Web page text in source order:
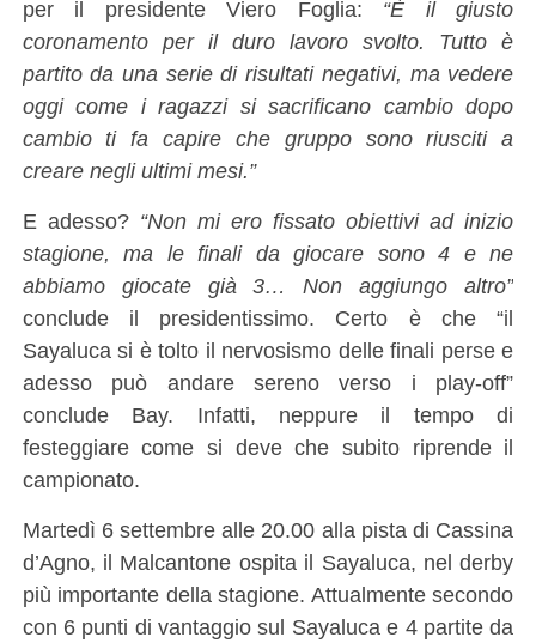
per il presidente Viero Foglia: “È il giusto
coronamento per il duro lavoro svolto. Tutto è
partito da una serie di risultati negativi, ma vedere
oggi come i ragazzi si sacrificano cambio dopo
cambio ti fa capire che gruppo sono riusciti a
creare negli ultimi mesi.”
E adesso? “Non mi ero fissato obiettivi ad inizio
stagione, ma le finali da giocare sono 4 e ne
abbiamo giocate già 3… Non aggiungo altro”
conclude il presidentissimo. Certo è che “il
Sayaluca si è tolto il nervosismo delle finali perse e
adesso può andare sereno verso i play-off”
conclude Bay. Infatti, neppure il tempo di
festeggiare come si deve che subito riprende il
campionato.
Martedì 6 settembre alle 20.00 alla pista di Cassina
d’Agno, il Malcantone ospita il Sayaluca, nel derby
più importante della stagione. Attualmente secondo
con 6 punti di vantaggio sul Sayaluca e 4 partite da